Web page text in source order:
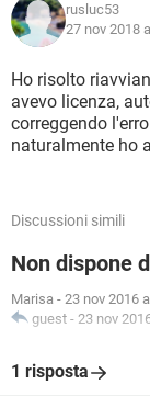
rusluc53
27 nov 2018
Ho risolto
avevo licenza,
correggendo
naturalmente ho
Discussioni simili
Non dispone
Marisa - 23 nov 2016
guest - 23 nov
1 risposta